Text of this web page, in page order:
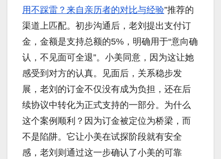
用不踩雷？来自亲历者的对比与经验”推荐的
渠道上匹配。初步沟通后，老刘提出支付订
金，金额是支持总额的5%，明确用于“意向确
认，不见面可全退”。小美同意，因为这让她
感受到对方的认真。见面后，关系稳步发
展，老刘的订金不仅没有成为负担，还在后
续协议中转化为正式支持的一部分。为什么
这个案例顺利？因为订金被定位为桥梁，而
不是陷阱。它让小美在试探阶段就有安全
感，老刘则通过这一步确认了小美的可靠